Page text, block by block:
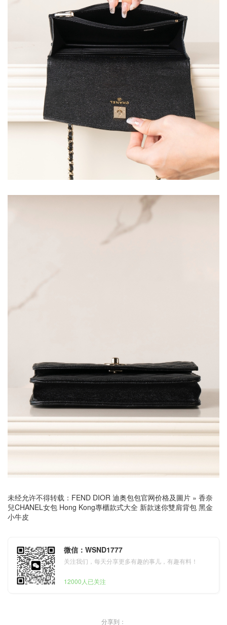
未经允许不得转载： FEND DIOR 迪奥包包官网价格及圖片 » 香奈
兒CHANEL女包 Hong Kong專櫃款式大全 新款迷你雙肩背包 黑金
小牛皮
微信：WSND1777
关注我们，每天分享更多有趣的事儿，有趣有料！
12000人已关注
分享到：